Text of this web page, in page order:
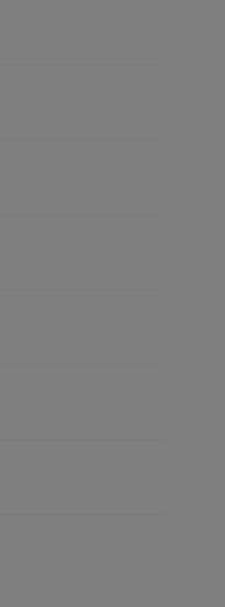
Opslagcapaciteit
voor Energie-
Schermresolutie
(EAN)